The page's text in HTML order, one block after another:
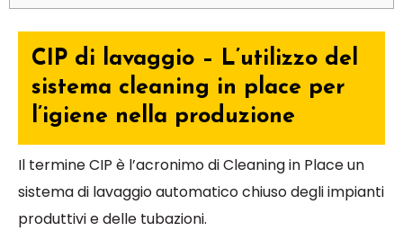
CIP di lavaggio – L’utilizzo del
sistema cleaning in place per
l’igiene nella produzione
Il termine CIP è l’acronimo di Cleaning in Place un
sistema di lavaggio automatico chiuso degli impianti
produttivi e delle tubazioni.